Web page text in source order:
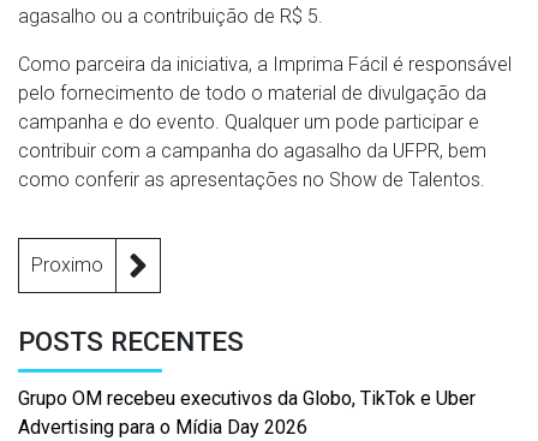
agasalho ou a contribuição de R$ 5.
Como parceira da iniciativa, a Imprima Fácil é responsável
pelo fornecimento de todo o material de divulgação da
campanha e do evento. Qualquer um pode participar e
contribuir com a campanha do agasalho da UFPR, bem
como conferir as apresentações no Show de Talentos.
Proximo
POSTS RECENTES
Grupo OM recebeu executivos da Globo, TikTok e Uber
Advertising para o Mídia Day 2026